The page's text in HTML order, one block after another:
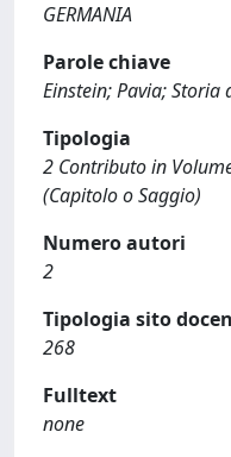
GERMANIA
Parole chiave
Einstein; Pavia; Storia
Tipologia
2 Contributo in
(Capitolo o Saggio)
Numero autori
2
Tipologia sito
268
Fulltext
none